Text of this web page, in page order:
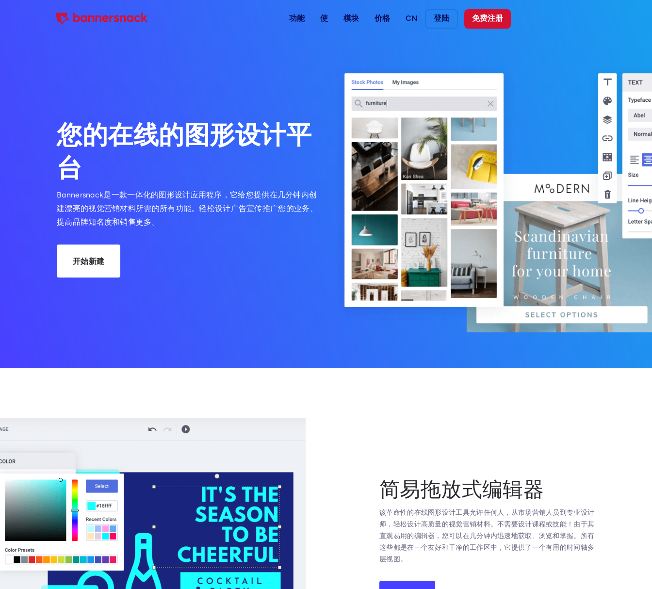
功能 使 模块 价格 CN 登陆 免费注册
您的在线的图形设计平
台
Bannersnack是一款一体化的图形设计应用程序，它给您提供在几分钟内创
建漂亮的视觉营销材料所需的所有功能。轻松设计广告宣传推广您的业务、
提高品牌知名度和销售更多。
开始新建
简易拖放式编辑器
该革命性的在线图形设计工具允许任何人，从市场营销人员到专业设计
师，轻松设计高质量的视觉营销材料。不需要设计课程或技能！由于其
直观易用的编辑器，您可以在几分钟内迅速地获取、浏览和掌握。所有
这些都是在一个友好和干净的工作区中，它提供了一个有用的时间轴多
层视图。